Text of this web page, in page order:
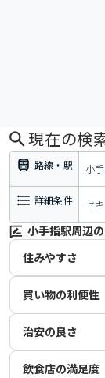
現在の検
路線・駅 小
詳細条件 セ
小手指駅周辺
住みやすさ
買い物の利便性
治安の良さ
飲食店の満足度